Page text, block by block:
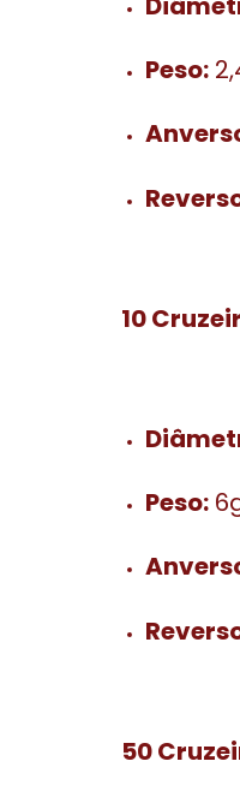
Peso:
10
Peso:
50